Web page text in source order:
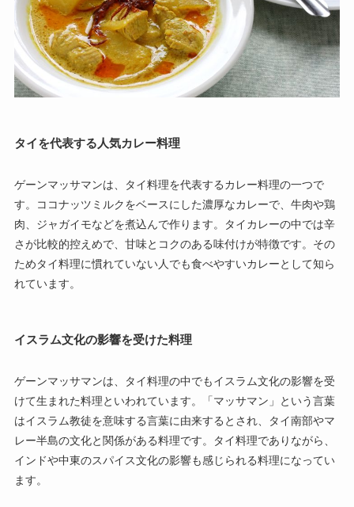
タイを代表する人気カレー料理
ゲーンマッサマンは、タイ料理を代表するカレー料理の一つで
す。ココナッツミルクをベースにした濃厚なカレーで、牛肉や鶏
肉、ジャガイモなどを煮込んで作ります。タイカレーの中では辛
さが比較的控えめで、甘味とコクのある味付けが特徴です。その
ためタイ料理に慣れていない人でも食べやすいカレーとして知ら
れています。
イスラム文化の影響を受けた料理
ゲーンマッサマンは、タイ料理の中でもイスラム文化の影響を受
けて生まれた料理といわれています。「マッサマン」という言葉
はイスラム教徒を意味する言葉に由来するとされ、タイ南部やマ
レー半島の文化と関係がある料理です。タイ料理でありながら、
インドや中東のスパイス文化の影響も感じられる料理になってい
ます。